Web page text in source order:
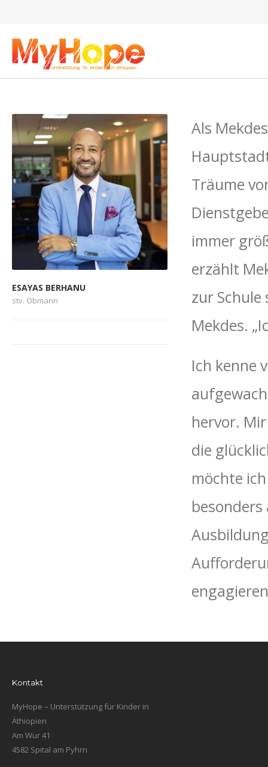
ESAYAS BERHANU
stv. Obmann
Als
Träume
immer
erzählt
zur
Mekdes.
Ich kenne
hervor.
die
möchte
Kontakt
MyHope – Unterstützung für Kinder in
Äthiopien
Am Wur 41
4582 Spital am Pyhrn